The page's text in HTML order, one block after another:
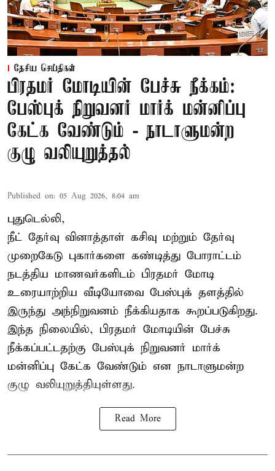
தேசிய செய்திகள்
பிரதமர் மோடியின் பேச்சு நீக்கம்:
பேஸ்புக் நிறுவனர் மார்க் மன்னிப்பு
கேட்க வேண்டும் - நாடாளுமன்ற
குழு வலியுறுத்தல்
Published on: 05 Aug 2026, 8:04 am
புதுடெல்லி,
நீட் தேர்வு வினாத்தாள் கசிவு மற்றும் தேர்வு
முறைகேடு புகார்களை கண்டித்து போராட்டம்
நடத்திய மாணவர்களிடம் பிரதமர் மோடி
உரையாற்றிய வீடியோவை பேஸ்புக் தளத்தில்
இருந்து அந்நிறுவனம் நீக்கியதாக கூறப்படுகிறது.
இந்த நிலையில், பிரதமர் மோடியின் பேச்சு
நீக்கப்பட்டதற்கு பேஸ்புக் நிறுவனர் மார்க்
மன்னிப்பு கேட்க வேண்டும் என நாடாளுமன்ற
குழு வலியுறுத்தியுள்ளது.
Read More